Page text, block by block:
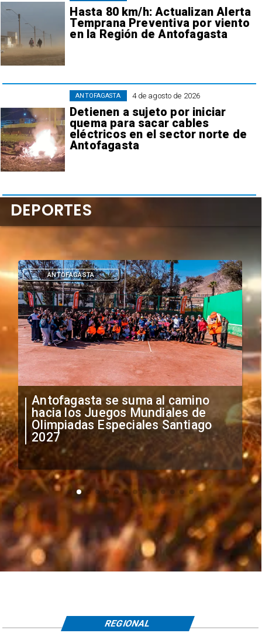
Hasta 80 km/h: Actualizan Alerta
Temprana Preventiva por viento
en la Región de Antofagasta
4 de agosto de 2026
Detienen a sujeto por iniciar
quema para sacar cables
eléctricos en el sector norte de
Antofagasta
ANTOFAGASTA
"Falta de profesionalismo": Sifup
anuncia medidas por situación
irregular de futbolistas
extranjeros
DEPORTES
DEPORTES
REGIONAL